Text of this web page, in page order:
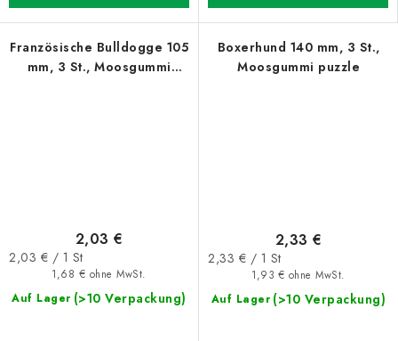
Französische Bulldogge 105
mm, 3 St., Moosgummi
Auf Lager (>10 Verpackung)
1,68 € ohne MwSt.
2,03 €
Verkaufspreis:
2,03 € / 1 St
Boxerhund 140 mm, 3 St.,
Moosgummi puzzle
Auf Lager (>10 Verpackung)
1,93 € ohne MwSt.
2,33 €
Verkaufspreis:
2,33 € / 1 St